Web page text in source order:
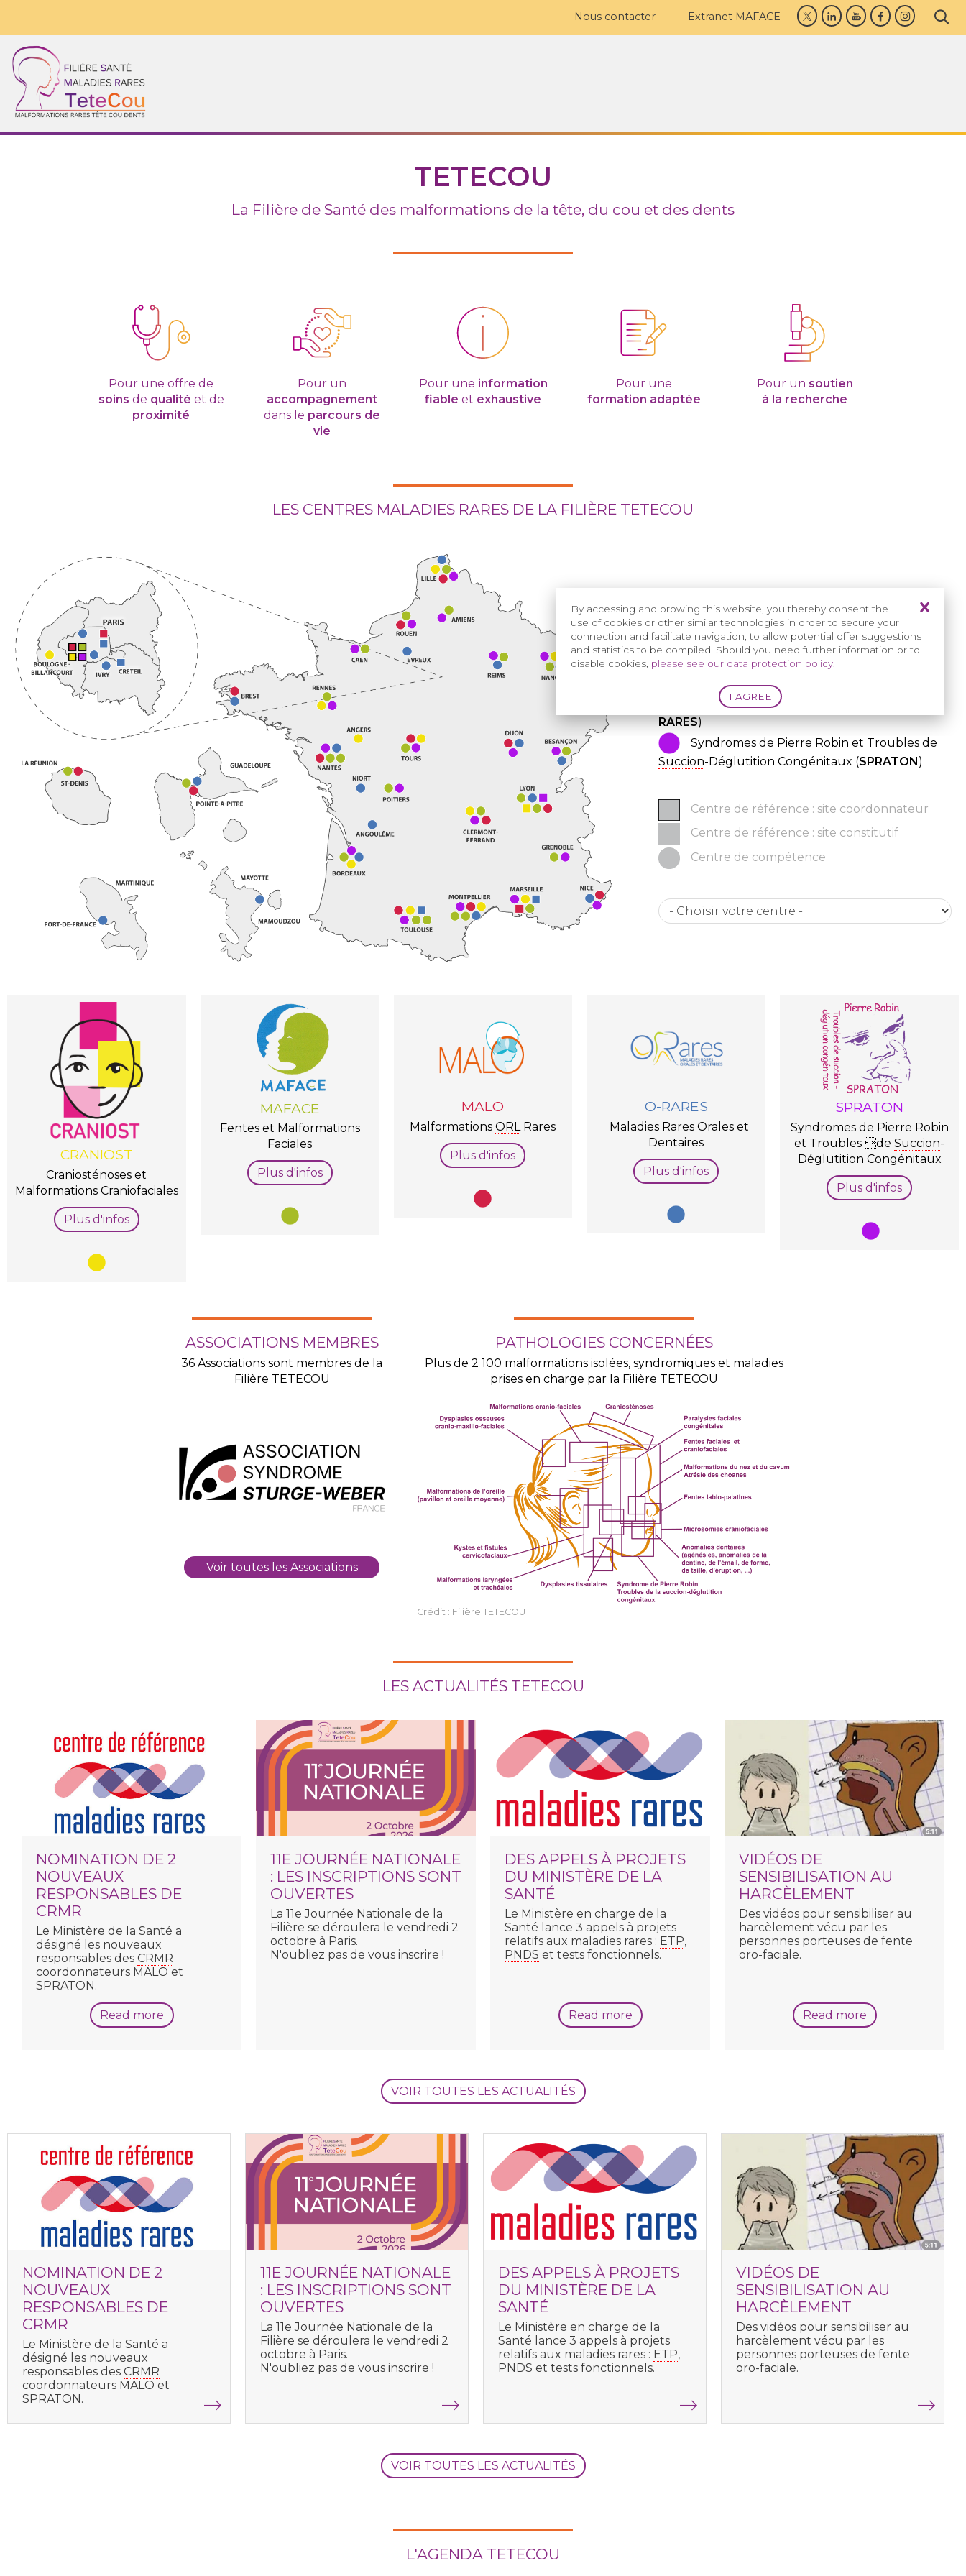
By accessing and browing this website, you thereby consent the
use of cookies or other similar technologies in order to secure your
connection and facilitate navigation, to allow potential offer suggestions
and statistics to be compiled. Should you need further information or to
disable cookies, please see our data protection policy.
Nous contacter Extranet MAFACE
TETECOU
La Filière de Santé des malformations de la tête, du cou et des dents
Pour une offre de
soins de qualité et de
proximité
Pour un
accompagnement
dans le parcours de
vie
Pour une information
fiable et exhaustive
Pour une
formation adaptée
Pour un soutien
à la recherche
LES CENTRES MALADIES RARES DE LA FILIÈRE TETECOU
Craniosténoses et Malformations
Craniofaciales (CRANIOST)
Fentes et Malformations Faciales (MAFACE
Maladies Rares Orales et Dentaires (
RARES)
Syndromes de Pierre Robin et Troubles de
Succion-Déglutition Congénitaux (SPRATON )
Centre de référence : site coordonnateur
Centre de référence : site constitutif
Centre de compétence
CRANIOST
Craniosténoses et
Malformations Craniofaciales
Plus d'infos
MAFACE
Fentes et Malformations
Faciales
Plus d'infos
MALO
MalformationsORLRares
Plus d'infos
O-RARES
Maladies Rares Orales et
Dentaires
Plus d'infos
SPRATON
Syndromes de Pierre Robin
et Troubles deSuccion-
Déglutition Congénitaux
Plus d'infos
ASSOCIATIONS MEMBRES
36 Associations sont membres de la
Filière TETECOU
Voir toutes les Associations
PATHOLOGIES CONCERNÉES
Plus de 2 100 malformations isolées, syndromiques et maladies
prises en charge par la Filière TETECOU
Crédit : Filière TETECOU
LES ACTUALITÉS TETECOU
NOMINATION DE 2
NOUVEAUX
RESPONSABLES DE
CRMR
Le Ministère de la Santé a
désigné les nouveaux
responsables des CRMR
coordonnateurs MALO et
SPRATON.
Read more
11E JOURNÉE NATIONALE
: LES INSCRIPTIONS SONT
OUVERTES
La 11e Journée Nationale de la
Filière se déroulera le vendredi 2
octobre à Paris.
N'oubliez pas de vous inscrire !
DES APPELS À PROJETS
DU MINISTÈRE DE LA
SANTÉ
Le Ministère en charge de la
Santé lance 3 appels à projets
relatifs aux maladies rares : ETP,
PNDS et tests fonctionnels.
Read more
VIDÉOS DE
SENSIBILISATION AU
HARCÈLEMENT
Des vidéos pour sensibiliser au
harcèlement vécu par les
personnes porteuses de fente
oro-faciale.
Read more
VOIR TOUTES LES ACTUALITÉS
NOMINATION DE 2
NOUVEAUX
RESPONSABLES DE
CRMR
Le Ministère de la Santé a
désigné les nouveaux
responsables des CRMR
coordonnateurs MALO et
SPRATON.
11E JOURNÉE NATIONALE
: LES INSCRIPTIONS SONT
OUVERTES
La 11e Journée Nationale de la
Filière se déroulera le vendredi 2
octobre à Paris.
N'oubliez pas de vous inscrire !
DES APPELS À PROJETS
DU MINISTÈRE DE LA
SANTÉ
Le Ministère en charge de la
Santé lance 3 appels à projets
relatifs aux maladies rares : ETP,
PNDS et tests fonctionnels.
VIDÉOS DE
SENSIBILISATION AU
HARCÈLEMENT
Des vidéos pour sensibiliser au
harcèlement vécu par les
personnes porteuses de fente
oro-faciale.
VOIR TOUTES LES ACTUALITÉS
L'AGENDA TETECOU